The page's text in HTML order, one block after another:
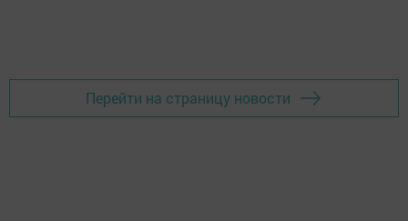
Перейти на страницу новости